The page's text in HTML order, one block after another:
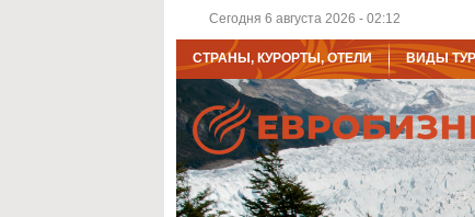
Сегодня 6 августа 2026 - 02:12
СТРАНЫ, КУРОРТЫ, ОТЕЛИ ВИДЫ